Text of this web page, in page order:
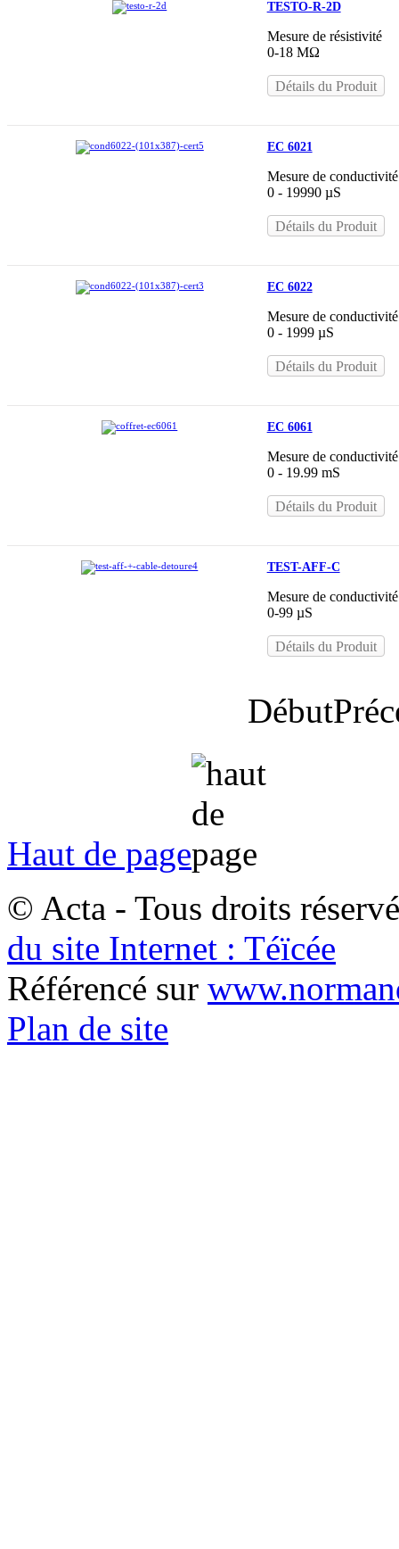
TESTO-R-2D
Mesure de résistivité
0-18 MΩ
Détails du Produit
EC 6021
Mesure de conductivité
0 - 19990 µS
Détails du Produit
EC 6022
Mesure de conductivité
0 - 1999 µS
Détails du Produit
EC 6061
Mesure de conductivité
0 - 19.99 mS
Détails du Produit
TEST-AFF-C
Mesure de conductivité
0-99 µS
Détails du Produit
Début
Haut de page
© Acta - Tous droits
du site Internet : Téïcée
Référencé sur
Plan de site